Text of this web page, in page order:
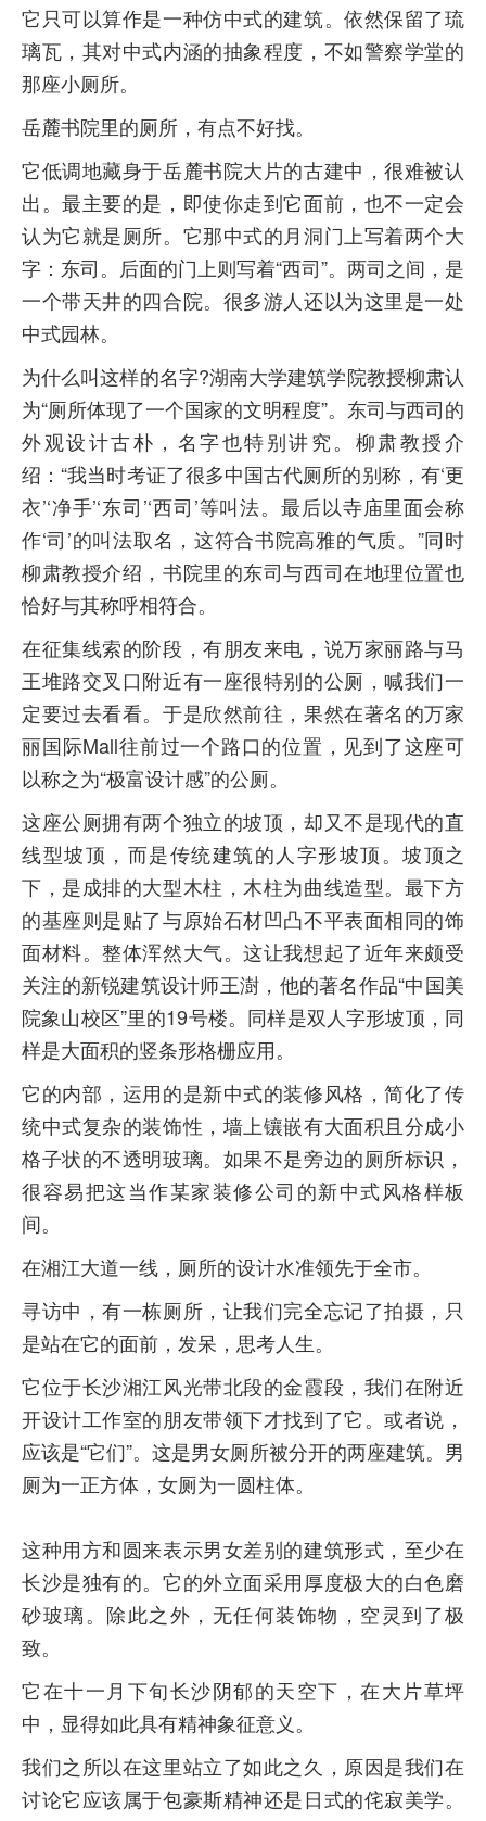
它只可以算作是一种仿中式的建筑。依然保留了琉
璃瓦，其对中式内涵的抽象程度，不如警察学堂的
那座小厕所。
岳麓书院里的厕所，有点不好找。
它低调地藏身于岳麓书院大片的古建中，很难被认
出。最主要的是，即使你走到它面前，也不一定会
认为它就是厕所。它那中式的月洞门上写着两个大
字：东司。后面的门上则写着“西司”。两司之间，是
一个带天井的四合院。很多游人还以为这里是一处
中式园林。
为什么叫这样的名字?湖南大学建筑学院教授柳肃认
为“厕所体现了一个国家的文明程度”。东司与西司的
外观设计古朴，名字也特别讲究。柳肃教授介
绍：“我当时考证了很多中国古代厕所的别称，有‘更
衣’‘净手’‘东司’‘西司’等叫法。最后以寺庙里面会称
作‘司’的叫法取名，这符合书院高雅的气质。”同时
柳肃教授介绍，书院里的东司与西司在地理位置也
恰好与其称呼相符合。
在征集线索的阶段，有朋友来电，说万家丽路与马
王堆路交叉口附近有一座很特别的公厕，喊我们一
定要过去看看。于是欣然前往，果然在著名的万家
丽国际Mall往前过一个路口的位置，见到了这座可
以称之为“极富设计感”的公厕。
这座公厕拥有两个独立的坡顶，却又不是现代的直
线型坡顶，而是传统建筑的人字形坡顶。坡顶之
下，是成排的大型木柱，木柱为曲线造型。最下方
的基座则是贴了与原始石材凹凸不平表面相同的饰
面材料。整体浑然大气。这让我想起了近年来颇受
关注的新锐建筑设计师王澍，他的著名作品“中国美
院象山校区”里的19号楼。同样是双人字形坡顶，同
样是大面积的竖条形格栅应用。
它的内部，运用的是新中式的装修风格，简化了传
统中式复杂的装饰性，墙上镶嵌有大面积且分成小
格子状的不透明玻璃。如果不是旁边的厕所标识，
很容易把这当作某家装修公司的新中式风格样板
间。
在湘江大道一线，厕所的设计水准领先于全市。
寻访中，有一栋厕所，让我们完全忘记了拍摄，只
是站在它的面前，发呆，思考人生。
它位于长沙湘江风光带北段的金霞段，我们在附近
开设计工作室的朋友带领下才找到了它。或者说，
应该是“它们”。这是男女厕所被分开的两座建筑。男
厕为一正方体，女厕为一圆柱体。
这种用方和圆来表示男女差别的建筑形式，至少在
长沙是独有的。它的外立面采用厚度极大的白色磨
砂玻璃。除此之外，无任何装饰物，空灵到了极
致。
它在十一月下旬长沙阴郁的天空下，在大片草坪
中，显得如此具有精神象征意义。
我们之所以在这里站立了如此之久，原因是我们在
讨论它应该属于包豪斯精神还是日式的侘寂美学。